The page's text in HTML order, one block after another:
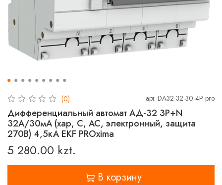
(0) арт. DA32-32-30-4P-pro
Дифференциальный автомат АД-32 3P+N
32А/30мА (хар, C, AC, электронный, защита
270В) 4,5кА EKF PROxima
5 280.00 kzt.
В корзину